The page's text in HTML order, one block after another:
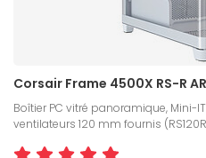
Corsair Frame 4500X RS-R
Boîtier PC vitré panoramique, Mini-
ventilateurs 120 mm fournis